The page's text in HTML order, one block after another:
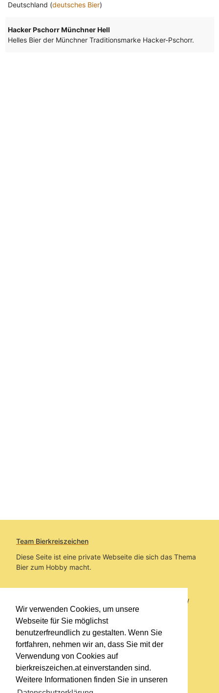
Wir verwenden Cookies, um unsere
Webseite für Sie möglichst
benutzerfreundlich zu gestalten. Wenn Sie
fortfahren, nehmen wir an, dass Sie mit der
Verwendung von Cookies auf
bierkreiszeichen.at einverstanden sind.
Weitere Informationen finden Sie in unseren
Deutschland (deutsches Bier)
Hacker Pschorr Münchner Hell
Helles Bier der Münchner Traditionsmarke Hacker-Pschorr.
Team Bierkreiszeichen
Diese Seite ist eine private Webseite die sich das Thema
Bier zum Hobby macht.
Sie befinden sich auf https://www.bierkreiszeichen.at/
im Pfad:Bierkreiszeichen/Gesammelte Biere
Erstellt: 2026-08-09
Links
Impressum